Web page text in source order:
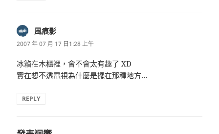
風痕影
示:
2007 年 07 月 17 日1:28 上午
冰箱在木櫃裡，會不會太有趣了 XD
實在想不透電視為什麼是擺在那種地方…
REPLY